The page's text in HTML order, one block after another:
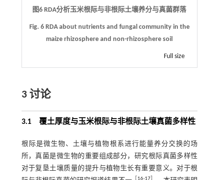
图6 RDA分析玉米根际与非根际土壤养分与真菌群落
Fig. 6 RDA about nutrients and fungal community in the
maize rhizosphere and non-rhizosphere soil
Full size
3 讨论
3.1 覆土厚度与玉米根际与非根际土壤真菌多样性
根际是微生物、土壤与植物根系进行能量养分交换的场
所，真菌是微生物的重要组成部分，研究根际真菌多样性
对于复垦土壤质量的提升与植物生长有重要意义。对于根
16-17